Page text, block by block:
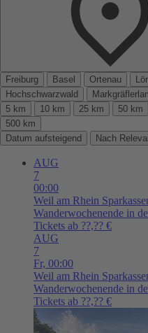
Freiburg
Basel Ortenau
Hochschwarzwald
5 km
10 km 25 km 50 km
500 km
Datum aufsteigend
Nach
AUG
7
00:00
Weil am Rhein
Wanderwochenende in
Tickets ab ??,?? €
AUG
7
Fr, 00:00
Weil am Rhein
Wanderwochenende in
Tickets ab ??,?? €